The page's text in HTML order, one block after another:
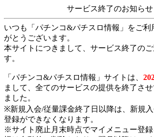
サービス終了のお知らせ
いつも「パチンコ&パチスロ情報」をご利
がとうございます。
本サイトにつきまして、サービス終了の
す。
「パチンコ&パチスロ情報」サイトは、
まして、全てのサービスの提供を終了さ
ました。
※新規入会/従量課金終了日以降は、新規
登録ができなくなります。
※サイト廃止月末時点でマイメニュー登